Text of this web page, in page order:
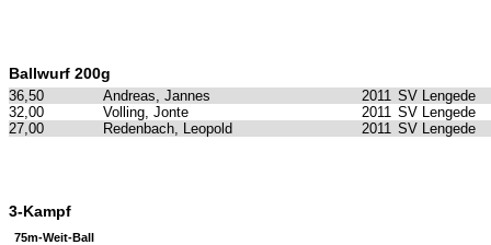
Ballwurf 200g
36,50 Andreas, Jannes 2011 SV Lengede
32,00
Volling, Jonte 2011 SV Lengede
27,00
Redenbach, Leopold 2011 SV Lengede
3-Kampf
75m-Weit-Ball